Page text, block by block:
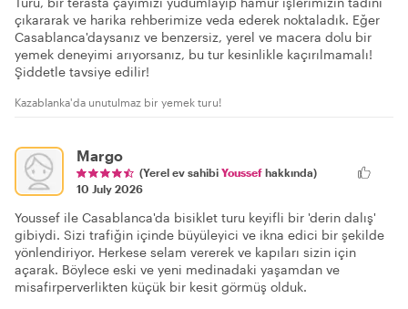
çıkararak ve harika rehberimize veda ederek noktaladık. Eğer
Casablanca'daysanız ve benzersiz, yerel ve macera dolu bir
yemek deneyimi arıyorsanız, bu tur kesinlikle kaçırılmamalı!
Şiddetle tavsiye edilir!
Kazablanka'da unutulmaz bir yemek turu!
Margo
(Yerel ev sahibi Youssef hakkında)
10 July 2026
Youssef ile Casablanca'da bisiklet turu keyifli bir 'derin dalış'
gibiydi. Sizi trafiğin içinde büyüleyici ve ikna edici bir şekilde
yönlendiriyor. Herkese selam vererek ve kapıları sizin için
açarak. Böylece eski ve yeni medinadaki yaşamdan ve
misafirperverlikten küçük bir kesit görmüş olduk.